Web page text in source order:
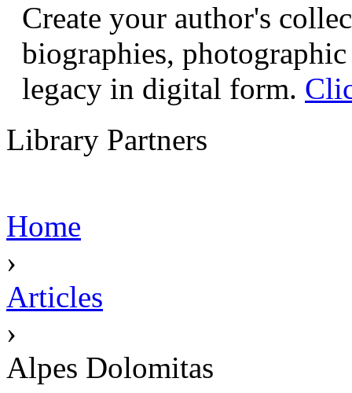
Create your author's
biographies,
legacy in digital form.
Library Partners
Home
›
Articles
›
Alpes Dolomitas